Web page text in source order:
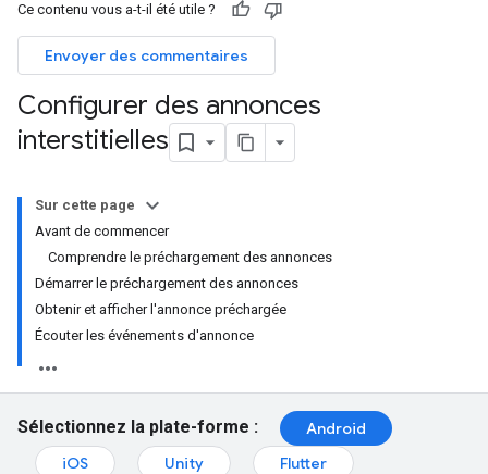
Ce contenu vous a-t-il été utile ?
Envoyer des commentaires
Configurer des annonces
interstitielles
Sur cette page
Avant de commencer
Comprendre le préchargement des annonces
Démarrer le préchargement des annonces
Obtenir et afficher l'annonce préchargée
Écouter les événements d'annonce
Sélectionnez la plate-forme :
Android
iOS
Unity
Flutter